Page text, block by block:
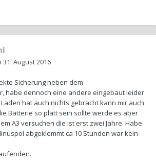
31. August 2016
Sicherung neben dem
habe dennoch eine andere eingebaut leider
hat auch nichts gebracht kann mir auch
Batterie so platt sein sollte werde es aber
A3 versuchen die ist erst zwei Jahre. Habe
abgeklemmt ca 10 Stunden war kein